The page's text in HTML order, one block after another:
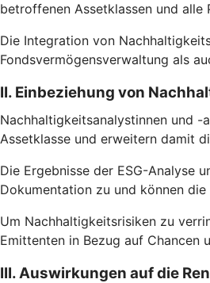
betroffenen Assetklassen und
Die Integration von
Fondsvermögensverwaltung als
II. Einbeziehung von
Nachhaltigkeitsanalystinnen und -
Assetklasse und erweitern damit
Die Ergebnisse der ESG-Analyse
Dokumentation zu und können
Um Nachhaltigkeitsrisiken zu
Emittenten in Bezug auf Chancen
III. Auswirkungen auf die